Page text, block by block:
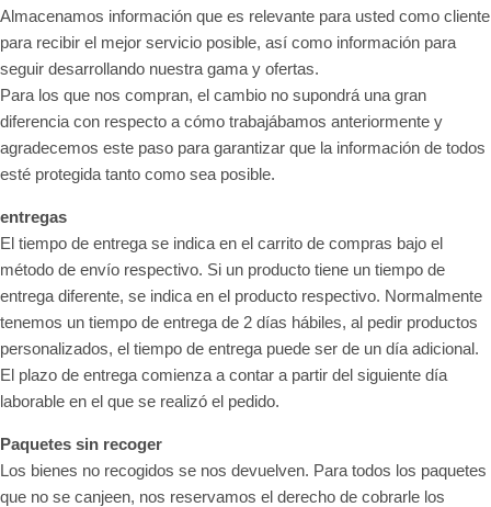
Almacenamos información que es relevante para usted como cliente
para recibir el mejor servicio posible, así como información para
seguir desarrollando nuestra gama y ofertas.
Para los que nos compran, el cambio no supondrá una gran
diferencia con respecto a cómo trabajábamos anteriormente y
agradecemos este paso para garantizar que la información de todos
esté protegida tanto como sea posible.
entregas
El tiempo de entrega se indica en el carrito de compras bajo el
método de envío respectivo. Si un producto tiene un tiempo de
entrega diferente, se indica en el producto respectivo. Normalmente
tenemos un tiempo de entrega de 2 días hábiles, al pedir productos
personalizados, el tiempo de entrega puede ser de un día adicional.
El plazo de entrega comienza a contar a partir del siguiente día
laborable en el que se realizó el pedido.
Paquetes sin recoger
Los bienes no recogidos se nos devuelven. Para todos los paquetes
que no se canjeen, nos reservamos el derecho de cobrarle los